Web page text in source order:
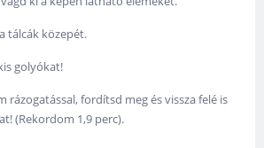
tálcák közepét.
golyókat!
fordítsd meg és vissza felé is
(Rekordom 1,9 perc).